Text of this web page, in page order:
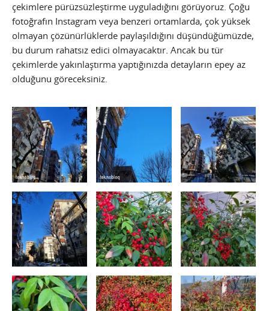
çekimlere pürüzsüzleştirme uyguladığını görüyoruz. Çoğu
fotoğrafın Instagram veya benzeri ortamlarda, çok yüksek
olmayan çözünürlüklerde paylaşıldığını düşündüğümüzde,
bu durum rahatsız edici olmayacaktır. Ancak bu tür
çekimlerde yakınlaştırma yaptığınızda detayların epey az
olduğunu göreceksiniz.